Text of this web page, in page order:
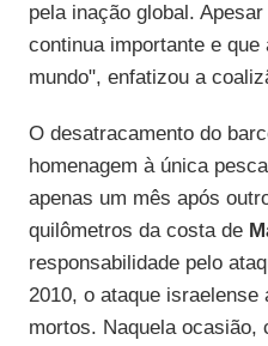
pela inação global.
continua importante e
mundo", enfatizou a
O desatracamento do
homenagem à única
apenas um mês após
quilômetros da costa de
responsabilidade pelo
2010, o ataque israelense
mortos. Naquela ocasião,